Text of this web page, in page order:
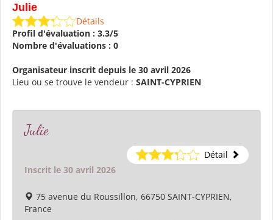
Julie
Détails
Profil d'évaluation : 3.3/5
Nombre d'évaluations : 0
Organisateur inscrit depuis le 30 avril 2026
Lieu ou se trouve le vendeur : SAINT-CYPRIEN
Julie
Détail
Inscrit le 30 avril 2026
75 avenue du Roussillon, 66750 SAINT-CYPRIEN,
France